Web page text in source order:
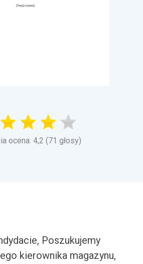
ocena: 4,2 (71 głosy)
Poszukujemy
kierownika magazynu,